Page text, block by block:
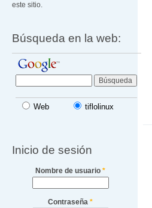
este sitio.
Búsqueda en la web:
Web tiflolinux
Inicio de sesión
Nombre de usuario *
Contraseña *